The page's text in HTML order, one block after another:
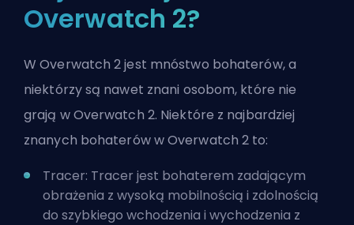
Overwatch 2?
W Overwatch 2 jest mnóstwo bohaterów, a
niektórzy są nawet znani osobom, które nie
grają w Overwatch 2. Niektóre z najbardziej
znanych bohaterów w Overwatch 2 to:
Tracer: Tracer jest bohaterem zadającym
obrażenia z wysoką mobilnością i zdolnością
do szybkiego wchodzenia i wychodzenia z